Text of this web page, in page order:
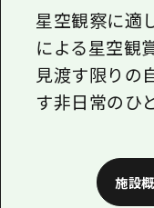
星空観察に適
による星空観
見渡す限りの
す非日常のひ
施設